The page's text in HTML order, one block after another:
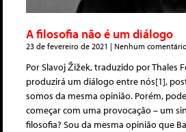
A filosofia não é um diálogo
23 de fevereiro de 2021 Nenhum comentário
Por Slavoj Žižek, traduzido por Thales
produzirá um diálogo entre nós[1],
somos da mesma opinião. Porém,
começar com uma provocação – um
filosofia? Sou da mesma opinião que